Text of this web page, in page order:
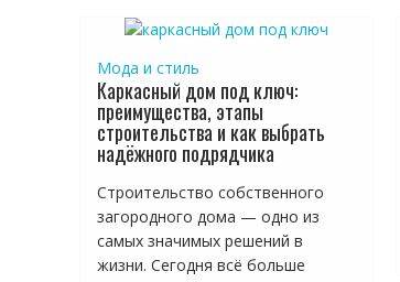
Мода и стиль
Каркасный дом под ключ:
преимущества, этапы
строительства и как выбрать
надёжного подрядчика
Строительство собственного
загородного дома — одно из
самых значимых решений в
жизни. Сегодня всё больше